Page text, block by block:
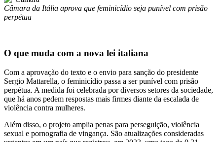
Câmara da Itália aprova que feminicídio seja punível com prisão
perpétua
O que muda com a nova lei italiana
Com a aprovação do texto e o envio para sanção do presidente
Sergio Mattarella, o feminicídio passa a ser punível com prisão
perpétua. A medida foi celebrada por diversos setores da sociedade,
que há anos pedem respostas mais firmes diante da escalada de
violência contra mulheres.
Além disso, o projeto amplia penas para perseguição, violência
sexual e pornografia de vingança. São atualizações consideradas